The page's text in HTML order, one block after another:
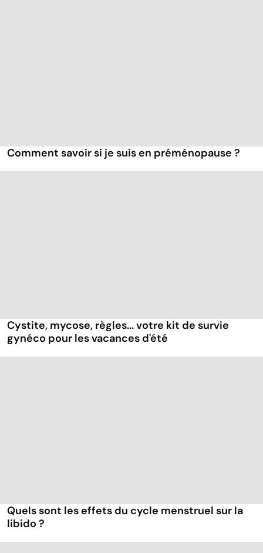
Comment savoir si je suis en préménopause ?
Cystite, mycose, règles... votre kit de survie
gynéco pour les vacances d'été
Quels sont les effets du cycle menstruel sur la
libido ?